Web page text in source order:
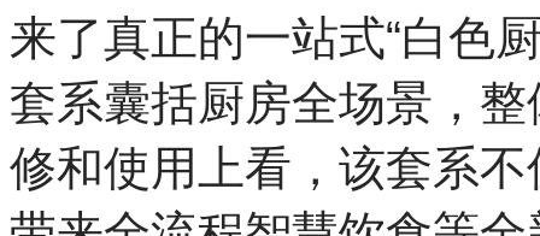
费
偏
洞
察》
显
示，
约
来了真正的一站式“白色
套系囊括厨房全场景，
修和使用上看，该套系